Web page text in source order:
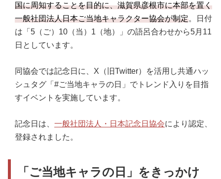
国に周知することを目的に、滋賀県彦根市に本部を置く
一般社団法人日本ご当地キャラクター協会が制定。日付
は「5（ご）10（当）1（地）」の語呂合わせから5月11
日としています。
同協会では記念日に、X（旧Twitter）を活用し共通ハッ
シュタグ「#ご当地キャラの日」でトレンド入りを目指
すイベントを実施しています。
記念日は、 一般社団法人・日本記念日協会により認定、
登録されました。
「ご当地キャラの日」をきっかけ